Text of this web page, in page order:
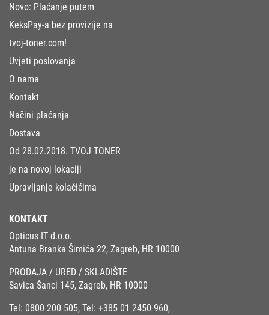
Novo: Plaćanje putem
KeksPay-a bez provizije na
tvoj-toner.com!
Uvjeti poslovanja
O nama
Kontakt
Načini plaćanja
Dostava
Od 28.02.2018. TVOJ TONER
je na novoj lokaciji
Upravljanje kolačićima
KONTAKT
Opticus IT d.o.o.
Antuna Branka Šimića 22, Zagreb, HR 10000
PRODAJA / URED / SKLADIŠTE
Savica Šanci 145, Zagreb, HR 10000
Tel: 0800 200 505, Tel: +385 01 2450 960,